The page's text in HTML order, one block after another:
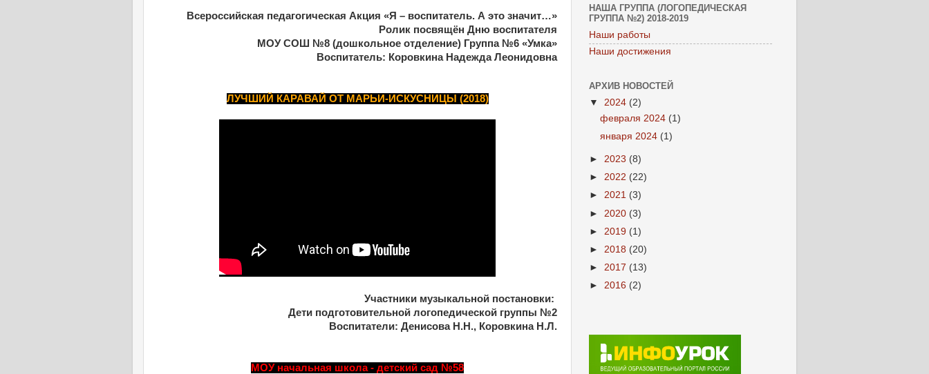
Всероссийская педагогическая Акция «Я – воспитатель. А это значит…»
Ролик посвящён Дню воспитателя
МОУ СОШ №8 (дошкольное отделение) Группа №6 «Умка»
Воспитатель: Коровкина Надежда Леонидовна
ЛУЧШИЙ КАРАВАЙ ОТ МАРЬИ-ИСКУСНИЦЫ (2018)
Участники музыкальной постановки:
Дети подготовительной логопедической группы №2
Воспитатели: Денисова Н.Н., Коровкина Н.Л.
МОУ начальная школа - детский сад №58
НАША ГРУППА (ЛОГОПЕДИЧЕСКАЯ
ГРУППА №2) 2018-2019
Наши работы
Наши достижения
АРХИВ НОВОСТЕЙ
▼ 2024 (2)
февраля 2024 (1)
января 2024 (1)
► 2023 (8)
► 2022 (22)
► 2021 (3)
► 2020 (3)
► 2019 (1)
► 2018 (20)
► 2017 (13)
► 2016 (2)